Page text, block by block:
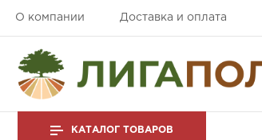
О компании Доставка и оплата
КАТАЛОГ ТОВАРОВ